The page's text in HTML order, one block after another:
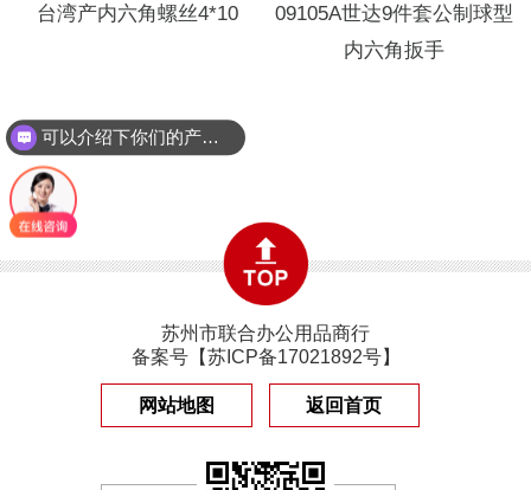
台湾产内六角螺丝4*10
09105A世达9件套公制球型
内六角扳手
苏州市联合办公用品商行
备案号【苏ICP备17021892号】
网站地图 返回首页
可以介绍下你们的产品么？